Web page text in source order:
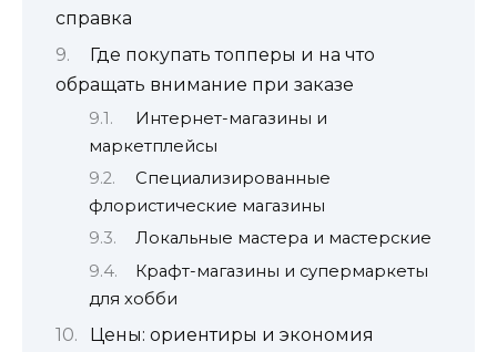
справка
Где покупать топперы и на что
обращать внимание при заказе
Интернет-магазины и
маркетплейсы
Специализированные
флористические магазины
Локальные мастера и мастерские
Крафт-магазины и супермаркеты
для хобби
Цены: ориентиры и экономия